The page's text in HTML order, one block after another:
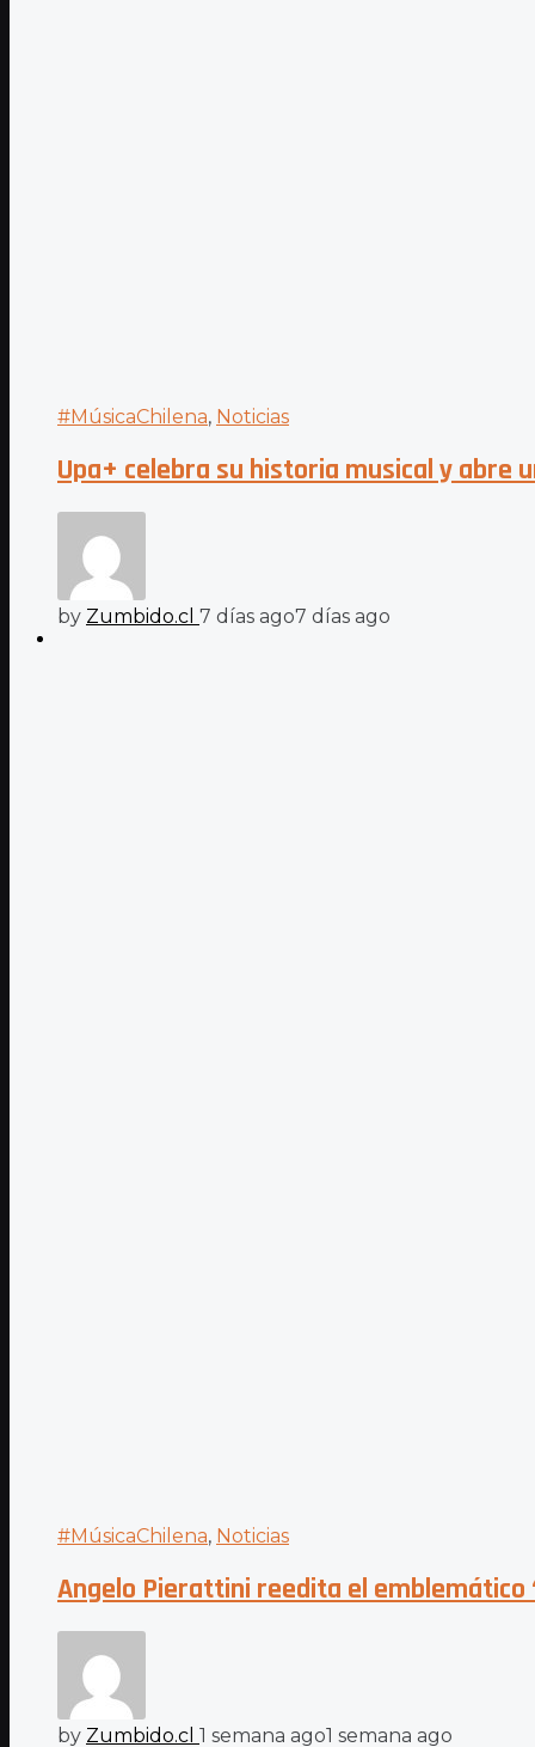
#MúsicaChilena, Noticias
Upa+ celebra su historia musical y abre
by Zumbido.cl 7 días ago7 días ago
#MúsicaChilena, Noticias
Angelo Pierattini reedita el emblemático
by Zumbido.cl 1 semana ago1 semana ago